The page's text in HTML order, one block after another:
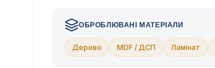
ОБРОБЛЮВАНІ МАТЕРІАЛИ
Дерево MDF / ДСП Ламінат